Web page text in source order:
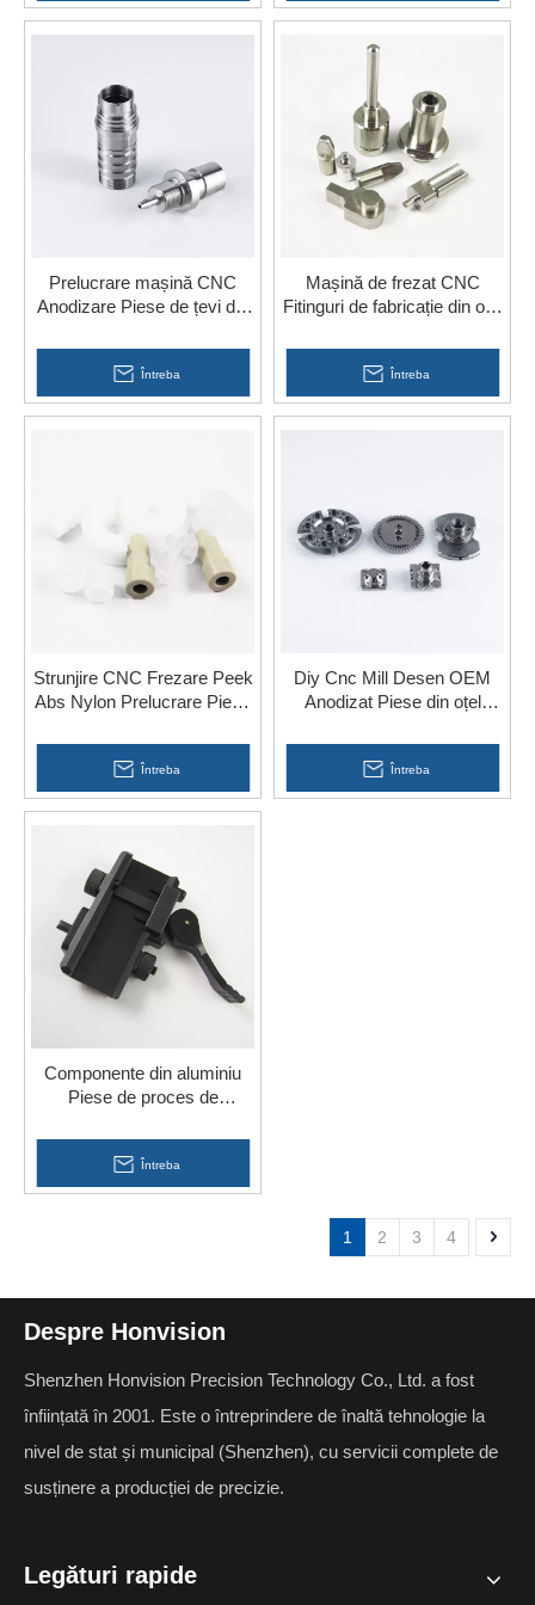
Prelucrare mașină CNC
Anodizare Piese de țevi din
electricitate
Întreba
Mașină de frezat CNC
Fitinguri de fabricație din oțel
pentru cap
Întreba
Strunjire CNC Frezare Peek
Abs Nylon Prelucrare Piese
Întreba
Diy Cnc Mill Desen OEM
Anodizat Piese din oțel
sport
Întreba
Componente din aluminiu
Piese de proces de
5 axe
Întreba
1 2 3 4
Despre Honvision
Shenzhen Honvision Precision Technology Co., Ltd. a fost
înființată în 2001. Este o întreprindere de înaltă tehnologie la
nivel de stat și municipal (Shenzhen), cu servicii complete de
susținere a producției de precizie.
Legături rapide